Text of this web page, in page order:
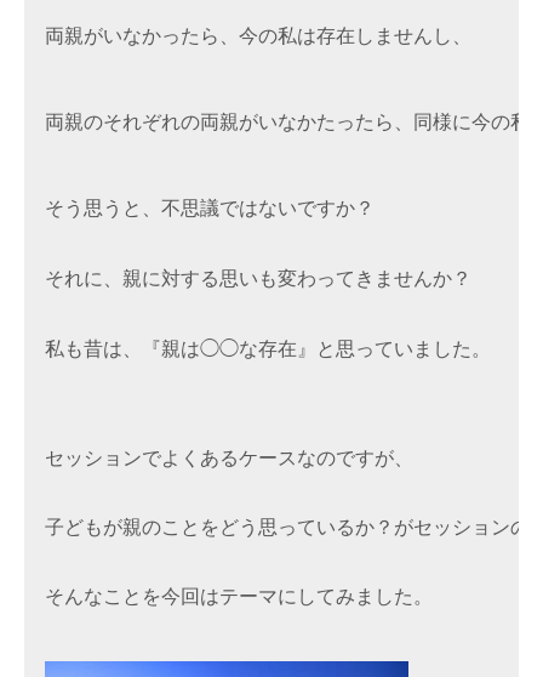
両親がいなかったら、今の私は存在しませんし、
そう思うと、不思議ではないですか？
それに、親に対する思いも変わってきませんか？
私も昔は、『親は◯◯な存在』と思っていました。
セッションでよくあるケースなのですが、
子どもが親のことをどう思っているか？がセッションの
そんなことを今回はテーマにしてみました。